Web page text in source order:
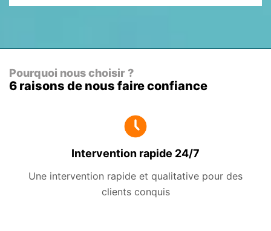
Pourquoi nous choisir ?
6 raisons de nous faire confiance
Intervention rapide 24/7
Une intervention rapide et qualitative pour des
clients conquis